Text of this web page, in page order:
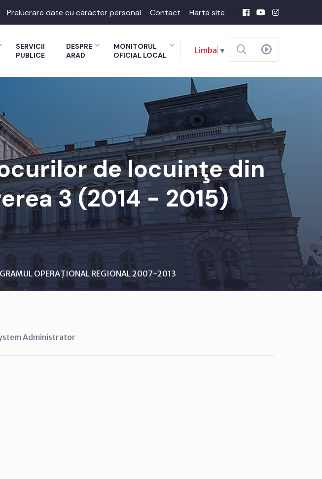
Prelucrare date cu caracter personal Contact Harta site
SERVICII
PUBLICE
DESPRE
ARAD
MONITORUL
OFICIAL LOCAL
Limba ▼
de locuinţe din
3 (2014 - 2015)
OPERAŢIONAL REGIONAL 2007-2013
Administrator